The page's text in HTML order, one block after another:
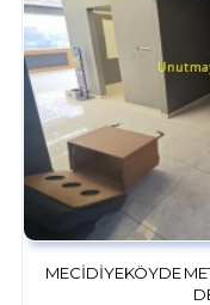
MECIDIYEKÖYDE